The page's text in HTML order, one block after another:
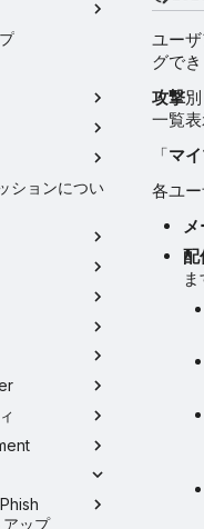
ションについ
ップ
ユー
グでき
攻撃
一覧表
「マ
各ユ
配
ま